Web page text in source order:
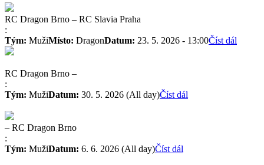
RC Dragon Brno – RC Slavia Praha
:
Tým: MužiMísto: DragonDatum: 23. 5. 2026 - 13:00Číst dál
RC Dragon Brno –
:
Tým: MužiDatum: 30. 5. 2026 (All day)Číst dál
– RC Dragon Brno
:
Tým: MužiDatum: 6. 6. 2026 (All day)Číst dál